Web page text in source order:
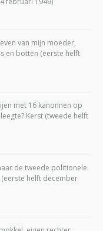
van mijn moeder,
en botten (eerste helft
met 16 kanonnen op
Kerst (tweede helft
de tweede politionele
helft december